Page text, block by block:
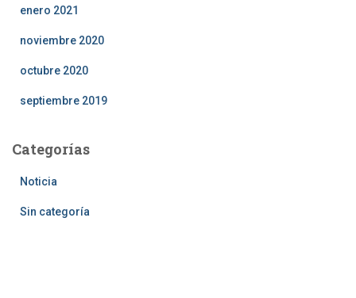
enero 2021
noviembre 2020
octubre 2020
septiembre 2019
Categorías
Noticia
Sin categoría